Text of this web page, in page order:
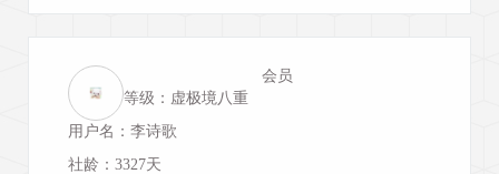
会员
等级：虚极境八重
用户名：李诗歌
社龄：3327天